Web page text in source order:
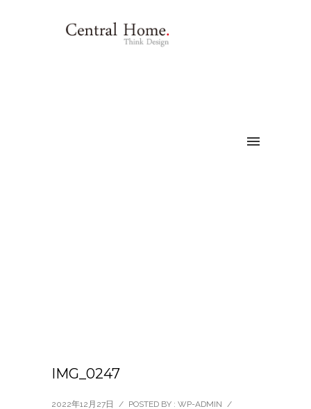
IMG_0247
2022年12月27日 / POSTED BY : WP-ADMIN /